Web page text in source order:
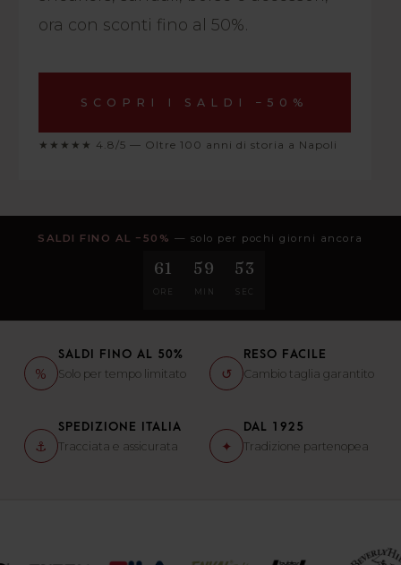
ora con sconti fino al 50%.
SCOPRI I SALDI −50%
★★★★★ 4.8/5 — Oltre 100 anni di storia a Napoli
SALDI FINO AL −50% — solo per pochi giorni ancora
61
ORE
59
MIN
52
SEC
%
SALDI FINO AL 50%
Solo per tempo limitato
↺
RESO FACILE
Cambio taglia garantito
⚓
SPEDIZIONE ITALIA
Tracciata e assicurata
✦
DAL 1925
Tradizione partenopea